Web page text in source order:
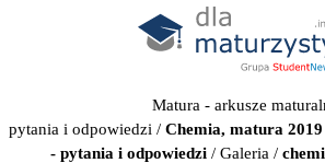
Matura - arkusze
pytania i odpowiedzi / Chemia, matura
- pytania i odpowiedzi/ Galeria /